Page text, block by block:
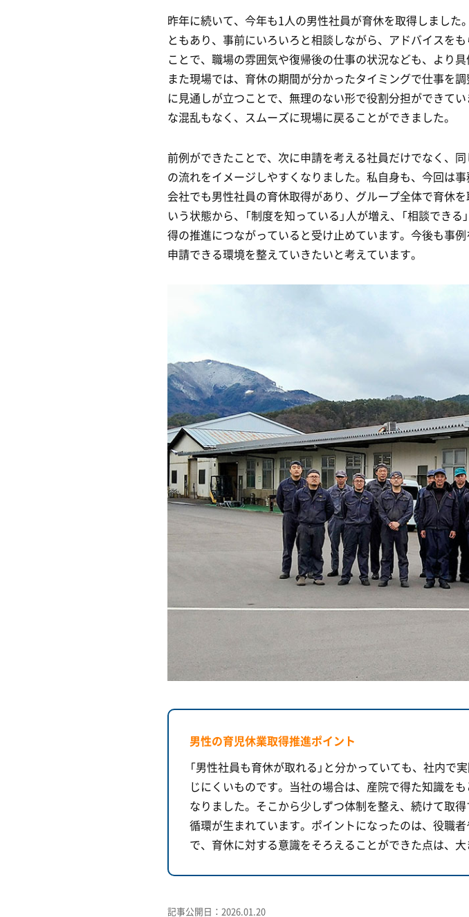
昨年に続いて、今年も1人の男性社員が育休を取得しまし
ともあり、事前にいろいろと相談しながら、アドバイスを
ことで、職場の雰囲気や復帰後の仕事の状況なども、より
また現場では、育休の期間が分かったタイミングで仕事を
に見通しが立つことで、無理のない形で役割分担ができて
な混乱もなく、スムーズに現場に戻ることができました。
前例ができたことで、次に申請を考える社員だけでなく、
の流れをイメージしやすくなりました。私自身も、今回は
会社でも男性社員の育休取得があり、グループ全体で育休
いう状態から、「制度を知っている」人が増え、「相談でき
得の推進につながっていると受け止めています。今後も事
申請できる環境を整えていきたいと考えています。
男性の育児休業取得推進ポイント
「男性社員も育休が取れる」と分かっていても、社内
じにくいものです。当社の場合は、産院で得た知識を
なりました。そこから少しずつ体制を整え、続けて取
循環が生まれています。ポイントになったのは、役職
で、育休に対する意識をそろえることができた点は、大
記事公開日：2026.01.20